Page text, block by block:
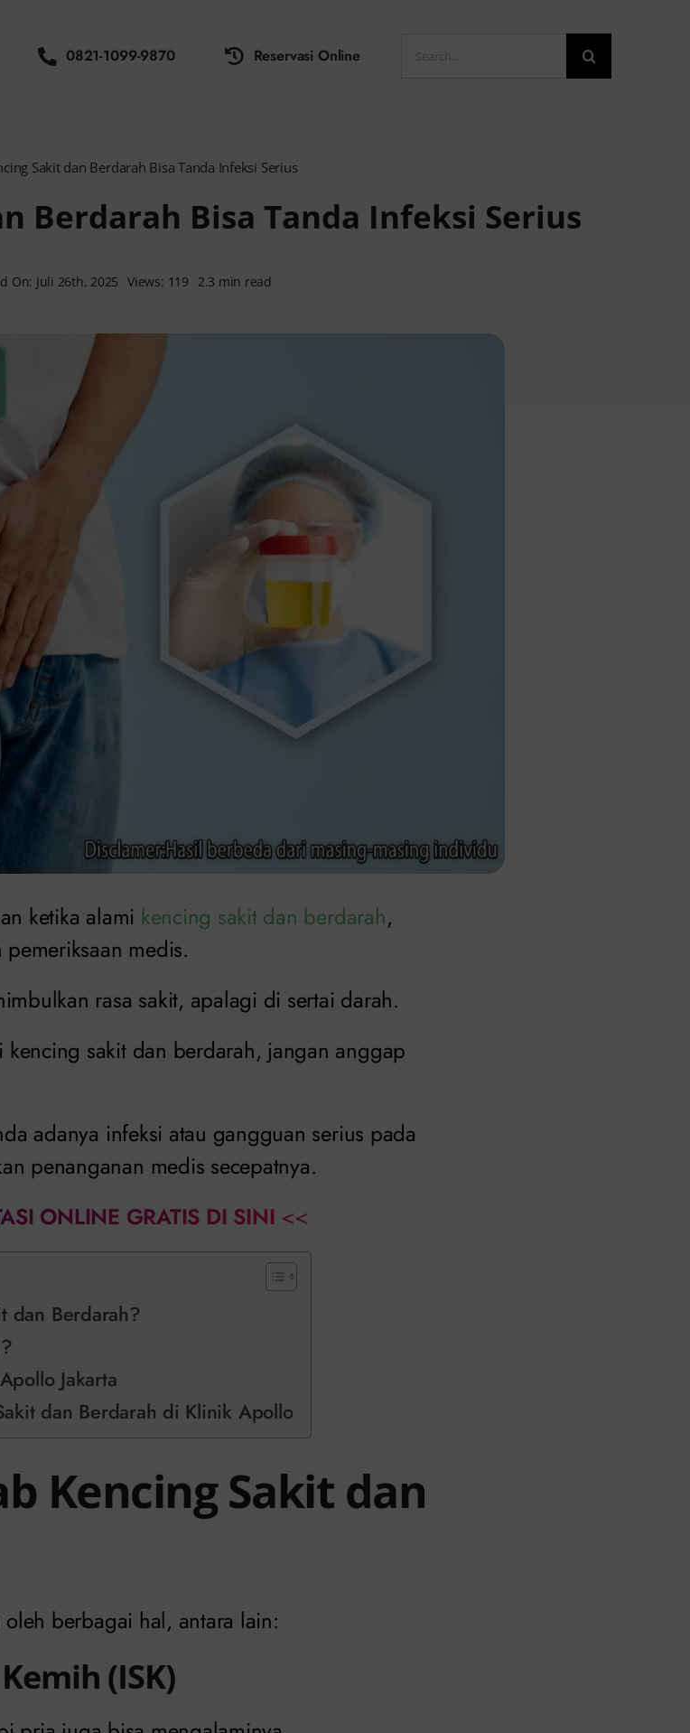
0821-1099-9870 Reservasi Online
for:
Sakit dan Berdarah Bisa Tanda Infeksi Serius
Berdarah Bisa Tanda Infeksi Serius
On: Juli 26th, 2025 Views: 119 2.3 min read
ketika alami kencing sakit dan berdarah,
medis.
rasa sakit, apalagi di sertai darah.
sakit dan berdarah, jangan anggap
adanya infeksi atau gangguan serius pada
penanganan medis secepatnya.
ONLINE GRATIS DI SINI <<
dan Berdarah?
Jakarta
dan Berdarah di Klinik Apollo
Kencing Sakit dan
berbagai hal, antara lain:
(ISK)